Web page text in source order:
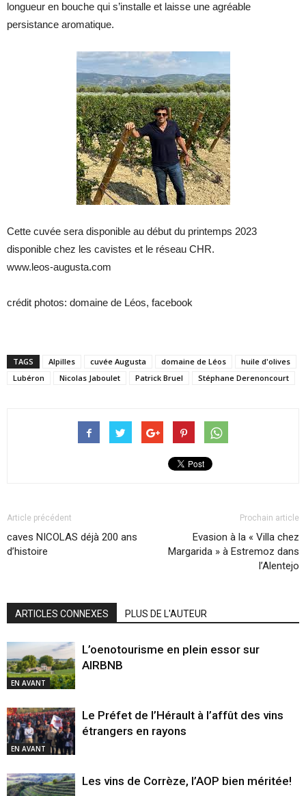
longueur en bouche qui s’installe et laisse une agréable
persistance aromatique.
Cette cuvée sera disponible au début du printemps 2023
disponible chez les cavistes et le réseau CHR.
www.leos-augusta.com
crédit photos: domaine de Léos, facebook
TAGS Alpilles cuvée Augusta domaine de Léos
huile d'olives
Lubéron
Nicolas Jaboulet Patrick Bruel Stéphane Derenoncourt
Article précédent
caves NICOLAS déjà 200 ans
d’histoire
Prochain article
Evasion à la « Villa chez
Margarida » à Estremoz dans
l’Alentejo
ARTICLES CONNEXES PLUS DE L'AUTEUR
EN AVANT
L’oenotourisme en plein essor sur
AIRBNB
EN AVANT
Le Préfet de l’Hérault à l’affût des vins
étrangers en rayons
Les vins de Corrèze, l’AOP bien méritée!